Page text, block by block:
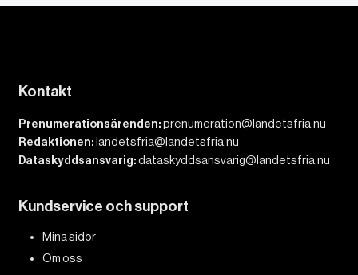
Kontakt
Prenumerationsärenden:prenumeration@landetsfria.nu
Redaktionen: landetsfria@landetsfria.nu
Dataskyddsansvarig:dataskyddsansvarig@landetsfria.nu
Kundservice och support
Mina sidor
Om oss